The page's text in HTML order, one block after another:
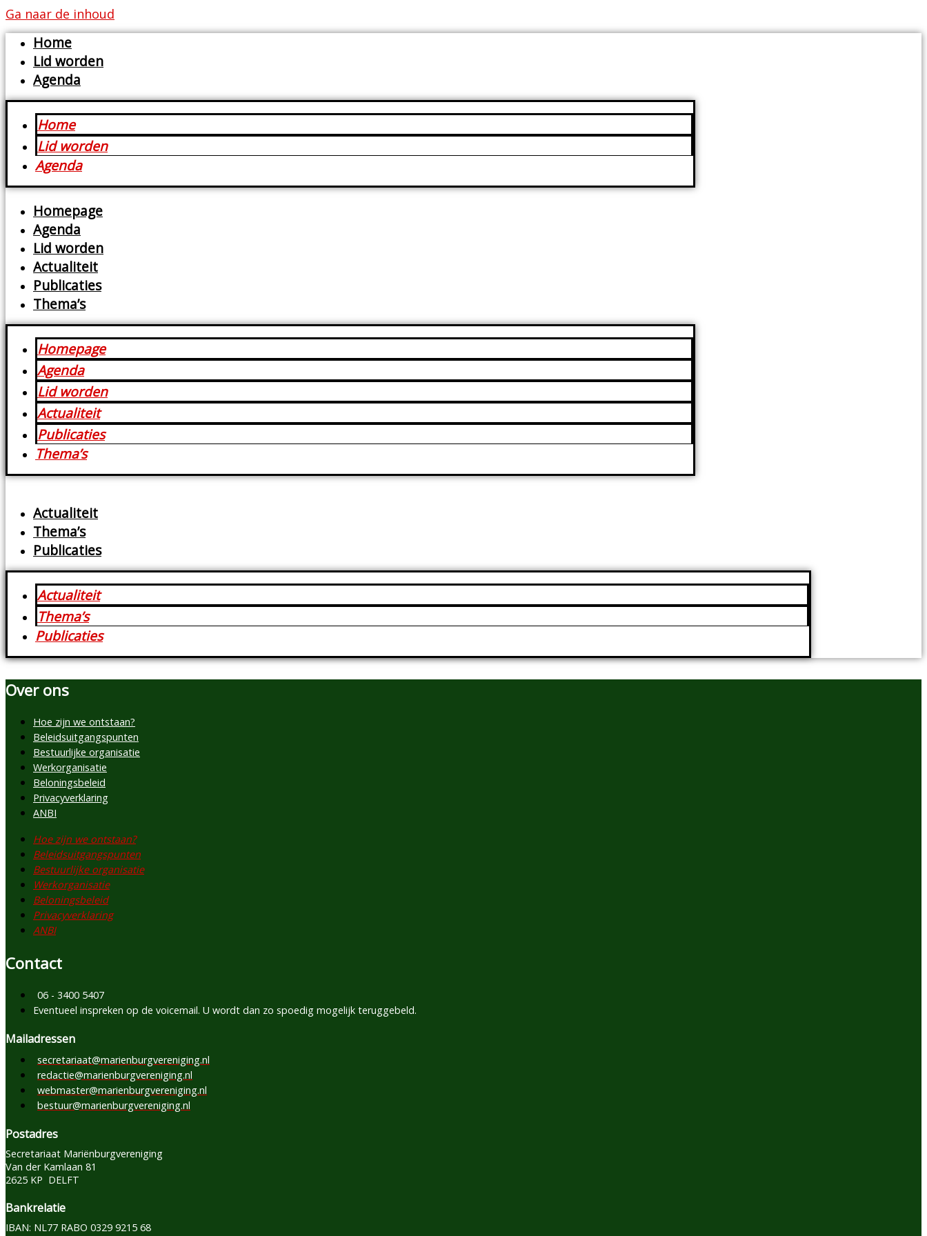
Ga naar de inhoud
Home
Lid worden
Agenda
Home
Lid worden
Agenda
Homepage
Agenda
Lid worden
Actualiteit
Publicaties
Thema’s
Homepage
Agenda
Lid worden
Actualiteit
Publicaties
Thema’s
Actualiteit
Thema’s
Publicaties
Actualiteit
Thema’s
Publicaties
Over ons
Hoe zijn we ontstaan?
Beleidsuitgangspunten
Bestuurlijke organisatie
Werkorganisatie
Beloningsbeleid
Privacyverklaring
ANBI
Hoe zijn we ontstaan?
Beleidsuitgangspunten
Bestuurlijke organisatie
Werkorganisatie
Beloningsbeleid
Privacyverklaring
ANBI
Contact
06 - 3400 5407
Eventueel inspreken op de voicemail. U wordt dan zo spoedig mogelijk teruggebeld.
Mailadressen
secretariaat@marienburgvereniging.nl
redactie@marienburgvereniging.nl
webmaster@marienburgvereniging.nl
bestuur@marienburgvereniging.nl
Postadres
Secretariaat Mariënburgvereniging
Van der Kamlaan 81
2625 KP DELFT
Bankrelatie
IBAN: NL77 RABO 0329 9215 68